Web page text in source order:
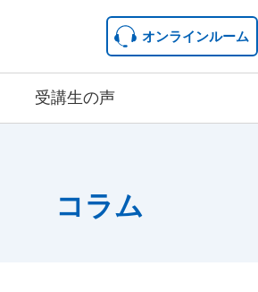
オンラインルーム
料金詳細
受講生の声
コラム